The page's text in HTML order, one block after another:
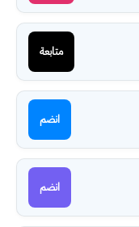
متابعة
انضم
انضم